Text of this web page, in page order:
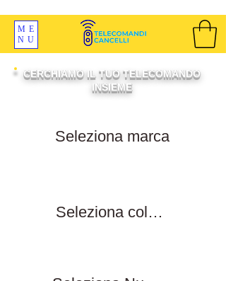
ME
NU
CERCHIAMO IL TUO TELECOMANDO
INSIEME